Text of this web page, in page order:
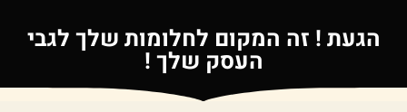
הגעת ! זה המקום לחלומות שלך לגבי
העסק שלך !